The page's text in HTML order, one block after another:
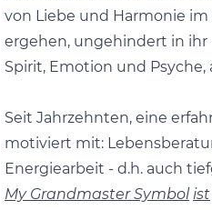
von Liebe und Harmonie
ergehen, ungehindert in ihr
Spirit, Emotion und
Seit Jahrzehnten, eine
motiviert mit:
Energiearbeit - d.h. auch
My Grandmaster Symbol ist